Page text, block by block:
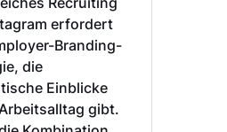
erfordert
Branding-
die
Einblicke
gibt.